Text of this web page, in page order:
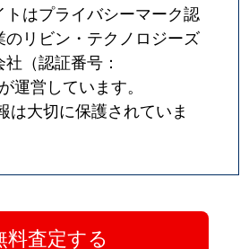
トはプライバシーマーク認
のリビン・テクノロジーズ
（認証番号：
運営しています。
は大切に保護されていま